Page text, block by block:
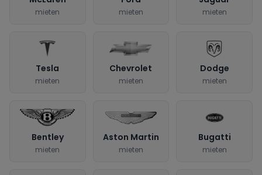
mieten mieten mieten
Tesla
mieten
Chevrolet
mieten
Dodge
mieten
Bentley
mieten
Aston Martin
mieten
Bugatti
mieten